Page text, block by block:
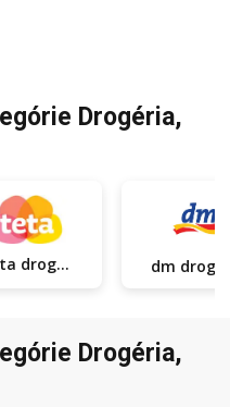
Drogéria,
Teta drogerie
Drogéria,